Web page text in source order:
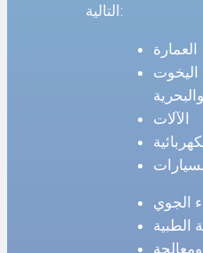
التالية:
العمارة
اليخوت
والبحرية
الآلات
الجوي
الطبية
ومعالجة